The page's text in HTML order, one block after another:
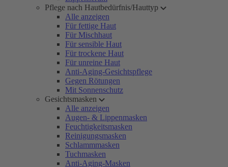
Pflege nach Hautbedürfnis/Hauttyp
Alle anzeigen
Für fettige Haut
Für Mischhaut
Für sensible Haut
Für trockene Haut
Für unreine Haut
Anti-Aging-Gesichtspflege
Gegen Rötungen
Mit Sonnenschutz
Gesichtsmasken
Alle anzeigen
Augen- & Lippenmasken
Feuchtigkeitsmasken
Reinigungsmasken
Schlammmasken
Tuchmasken
Anti-Aging-Masken